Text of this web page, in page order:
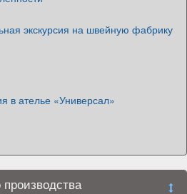
экскурсия на швейную фабрику
в ателье «Универсал»